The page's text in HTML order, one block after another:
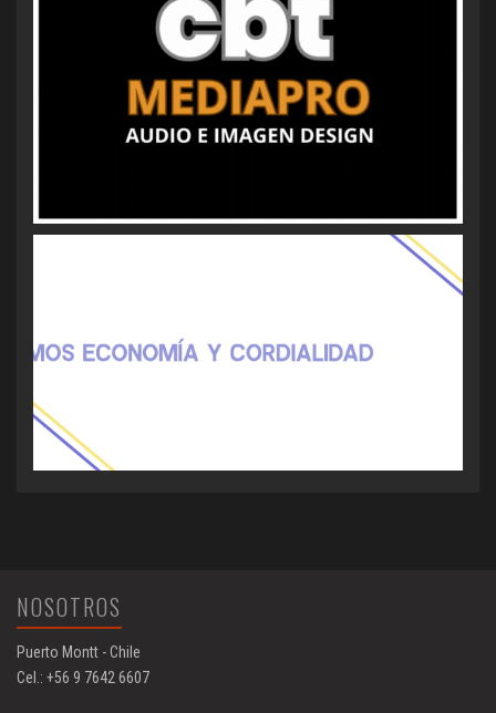
NOSOTROS
Puerto Montt - Chile
Cel.: +56 9 7642 6607